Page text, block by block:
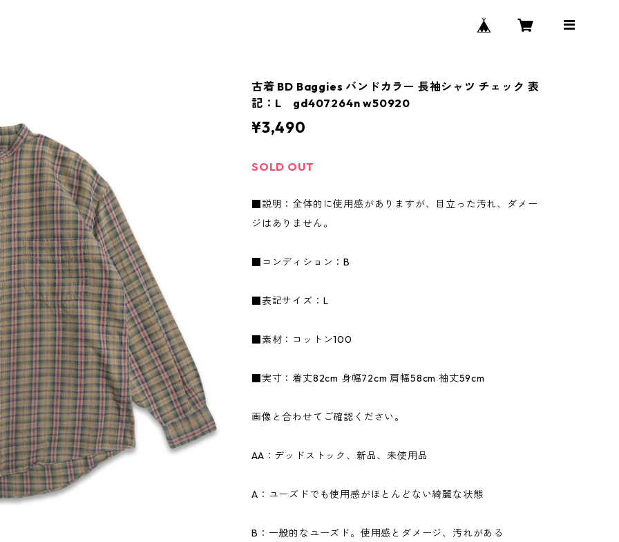
古着 BD Baggies バンドカラー 長袖シャツ チェック 表
記：L gd407264n w50920
¥3,490
SOLD OUT
■説明：全体的に使用感がありますが、目立った汚れ、ダメー
ジはありません。
■コンディション：B
■表記サイズ：L
■素材：コットン100
■実寸：着丈82cm 身幅72cm 肩幅58cm 袖丈59cm
画像と合わせてご確認ください。
AA：デッドストック、新品、未使用品
A：ユーズドでも使用感がほとんどない綺麗な状態
B：一般的なユーズド。使用感とダメージ、汚れがある